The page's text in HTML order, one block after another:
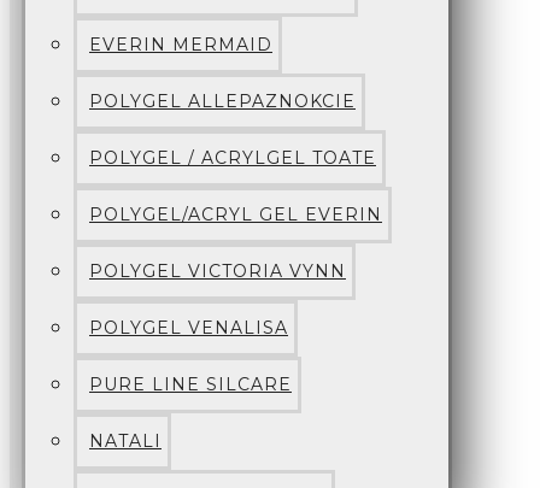
EVERIN MERMAID
POLYGEL ALLEPAZNOKCIE
POLYGEL / ACRYLGEL TOATE
POLYGEL/ACRYL GEL EVERIN
POLYGEL VICTORIA VYNN
POLYGEL VENALISA
PURE LINE SILCARE
NATALI